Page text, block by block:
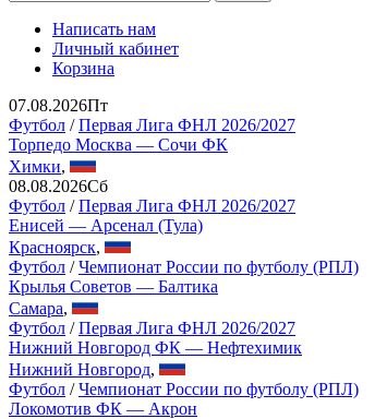
Написать нам
Личный кабинет
Корзина
07.08.2026Пт
Футбол /Первая Лига ФНЛ 2026/2027
Торпедо Москва — Сочи ФК
Химки,
08.08.2026Сб
Футбол /Первая Лига ФНЛ 2026/2027
Енисей — Арсенал (Тула)
Красноярск,
Футбол /Чемпионат России по футболу (РПЛ)
Крылья Советов — Балтика
Самара,
Футбол /Первая Лига ФНЛ 2026/2027
Нижний Новгород ФК — Нефтехимик
Нижний Новгород,
Футбол /Чемпионат России по футболу (РПЛ)
Локомотив ФК — Акрон